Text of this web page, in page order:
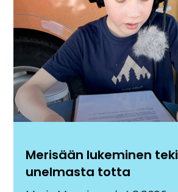
Merisään lukeminen teki
unelmasta totta